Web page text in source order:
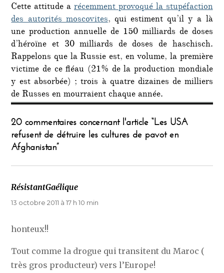
Cette attitude a récemment provoqué la stupéfaction
des autorités moscovites, qui estiment qu’il y a là
une production annuelle de 150 milliards de doses
d’héroïne et 30 milliards de doses de haschisch.
Rappelons que la Russie est, en volume, la première
victime de ce fléau (21% de la production mondiale
y est absorbée) ; trois à quatre dizaines de milliers
de Russes en mourraient chaque année.
20 commentaires concernant l'article “Les USA
refusent de détruire les cultures de pavot en
Afghanistan”
RésistantGaélique
13 octobre 2011 à 17 h 10 min
honteux!!
Tout comme la drogue qui transitent du Maroc (
très gros producteur) vers l’Europe!